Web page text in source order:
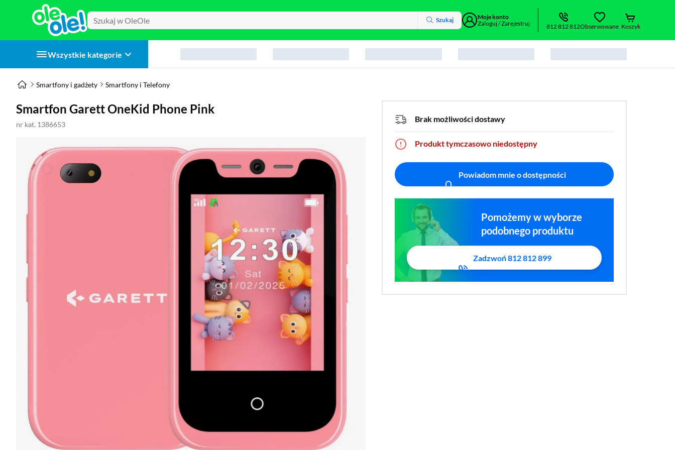
Szukaj
Moje konto
Zaloguj / Zarejestruj
812 812 812Obserwowane Koszyk
Wszystkie kategorie
Smartfony i gadżety Smartfony i Telefony
Smartfon Garett OneKid Phone Pink
nr kat. 1386653
Brak możliwości dostawy
Produkt tymczasowo niedostępny
Powiadom mnie o dostępności
Pomożemy w wyborze
podobnego produktu
Zadzwoń 812 812 899